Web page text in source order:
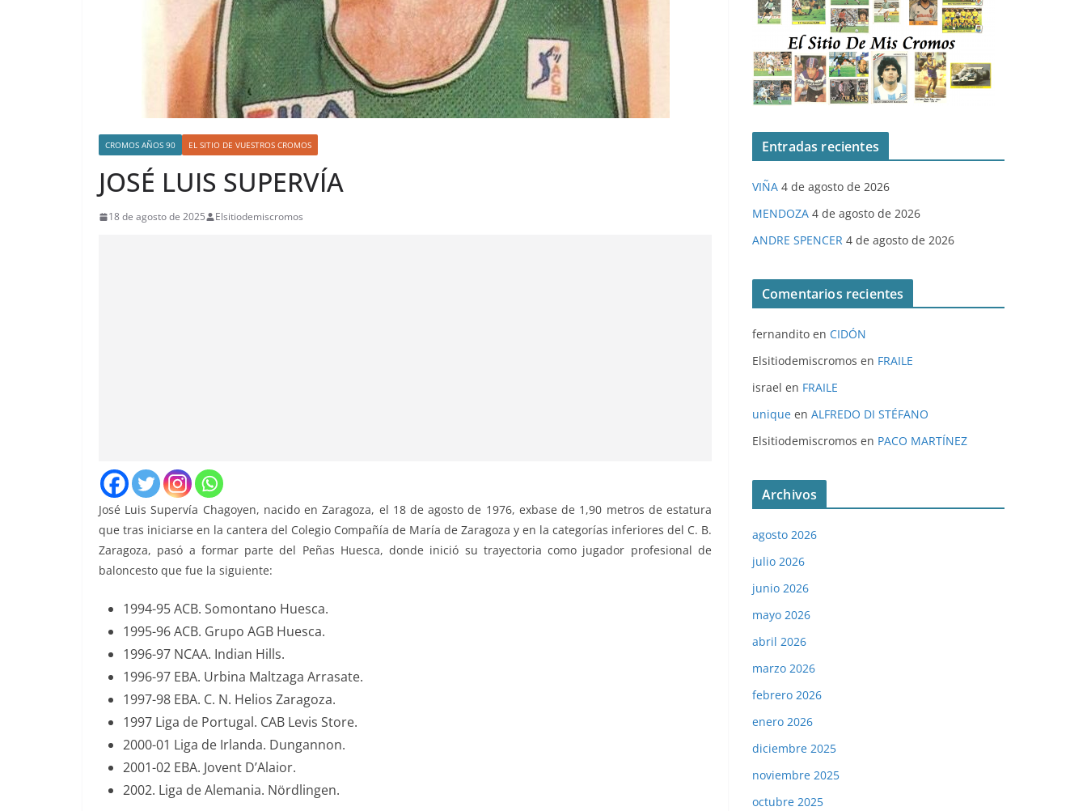
CROMOS AÑOS 90 EL SITIO DE VUESTROS CROMOS
JOSÉ LUIS SUPERVÍA
18 de agosto de 2025 Elsitiodemiscromos
José Luis Supervía Chagoyen, nacido en Zaragoza, el 18 de agosto de 1976, exbase de 1,90 metros de estatura
que tras iniciarse en la cantera del Colegio Compañía de María de Zaragoza y en la categorías inferiores del C. B.
Zaragoza, pasó a formar parte del Peñas Huesca, donde inició su trayectoria como jugador profesional de
baloncesto que fue la siguiente:
1994-95 ACB. Somontano Huesca.
1995-96 ACB. Grupo AGB Huesca.
1996-97 NCAA. Indian Hills.
1996-97 EBA. Urbina Maltzaga Arrasate.
1997-98 EBA. C. N. Helios Zaragoza.
1997 Liga de Portugal. CAB Levis Store.
2000-01 Liga de Irlanda. Dungannon.
2001-02 EBA. Jovent D’Alaior.
2002. Liga de Alemania. Nördlingen.
Entradas recientes
VIÑA 4 de agosto de 2026
MENDOZA 4 de agosto de 2026
ANDRE SPENCER 4 de agosto de 2026
Comentarios recientes
fernandito en CIDÓN
Elsitiodemiscromos en FRAILE
israel en FRAILE
unique en ALFREDO DI STÉFANO
Elsitiodemiscromos en PACO MARTÍNEZ
Archivos
agosto 2026
julio 2026
junio 2026
mayo 2026
abril 2026
marzo 2026
febrero 2026
enero 2026
diciembre 2025
noviembre 2025
octubre 2025